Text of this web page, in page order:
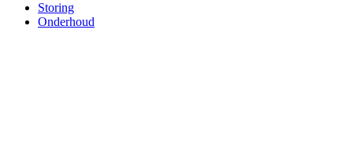
Storing
Onderhoud